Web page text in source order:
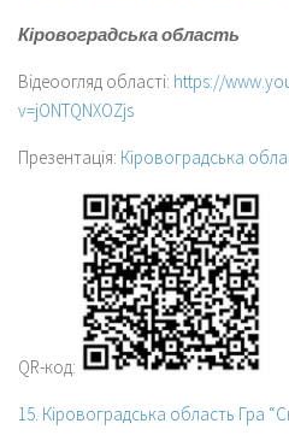
Кіровоградська область
Відеоогляд області: https://
v=jONTQNXOZjs
Презентація: Кіровоградська
QR-код:
15. Кіровоградська область Гра